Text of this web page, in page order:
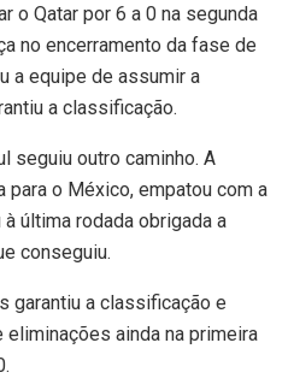
o Qatar por 6 a 0 na segunda
no encerramento da fase de
a equipe de assumir a
a classificação.
seguiu outro caminho. A
o México, empatou com a
última rodada obrigada a
conseguiu.
garantiu a classificação e
eliminações ainda na primeira